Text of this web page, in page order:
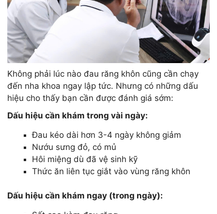
Không phải lúc nào đau răng khôn cũng cần chạy
đến nha khoa ngay lập tức. Nhưng có những dấu
hiệu cho thấy bạn cần được đánh giá sớm:
Dấu hiệu cần khám trong vài ngày:
Đau kéo dài hơn 3-4 ngày không giảm
Nướu sưng đỏ, có mủ
Hôi miệng dù đã vệ sinh kỹ
Thức ăn liên tục giắt vào vùng răng khôn
Dấu hiệu cần khám ngay (trong ngày):